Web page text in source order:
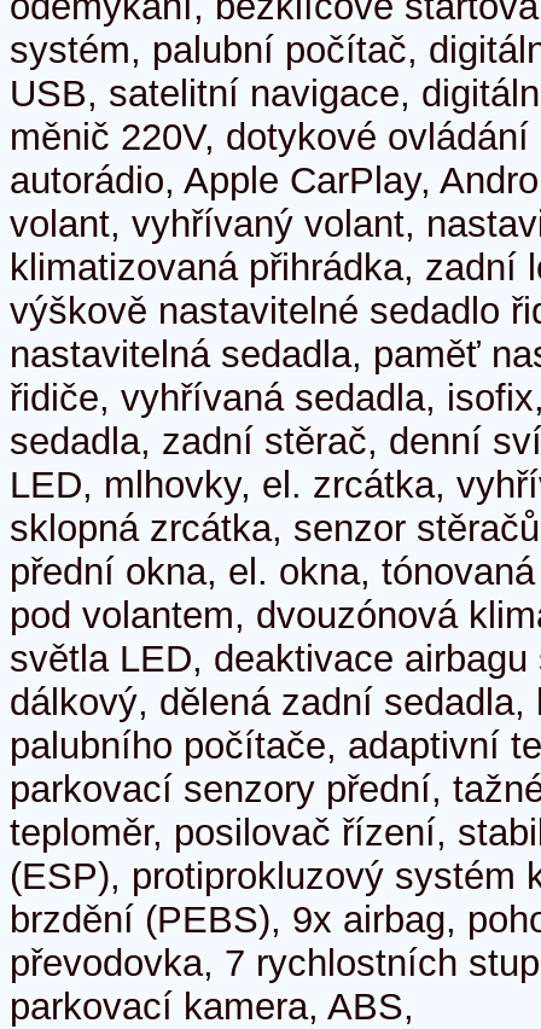
systém, palubní počítač,
USB, satelitní navigace,
měnič 220V, dotykové
autorádio, Apple CarPlay,
volant, vyhřívaný volant,
klimatizovaná přihrádka, zadní
výškově nastavitelné sedadlo
nastavitelná sedadla, paměť
řidiče, vyhřívaná sedadla,
sedadla, zadní stěrač, denní
LED, mlhovky, el. zrcátka,
sklopná zrcátka, senzor
přední okna, el. okna,
pod volantem, dvouzónová
světla LED, deaktivace
dálkový, dělená zadní sedadla,
palubního počítače, adaptivní
parkovací senzory přední,
teploměr, posilovač řízení,
(ESP), protiprokluzový systém
brzdění (PEBS), 9x airbag,
převodovka, 7 rychlostních
parkovací kamera, ABS,